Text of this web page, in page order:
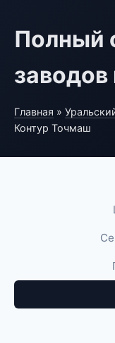
Полный
Главная »
Контур Точмаш